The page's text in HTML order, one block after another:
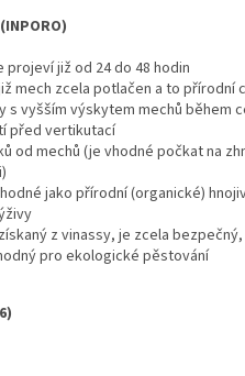
projeví již od 24 do 48 hodin
mech zcela potlačen a to přírodní
s vyšším výskytem mechů během
před vertikutací
od mechů (je vhodné počkat na
jako přírodní (organické)
z vinassy, je zcela
pro ekologické pěstování